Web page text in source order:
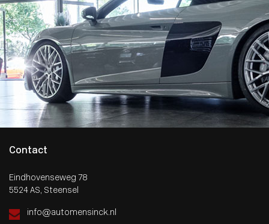
Contact
Eindhovenseweg 78
5524 AS, Steensel
info@automensinck.nl